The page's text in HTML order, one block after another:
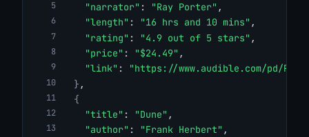
"narrator" : "Ray Porter" ,
"length" : "16 hrs and 10 mins" ,
"rating" : "4.9 out of 5 stars" ,
"price" : "$24.49" ,
"link" :
"https://www.audible.com/pd/
} ,
{
"title" : "Dune" ,
"author" : "Frank Herbert" ,